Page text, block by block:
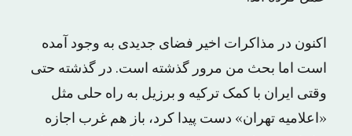
اکنون در مذاکرات اخیر فضای جدیدی به وجود آمده
است اما بحث من مرور گذشته است. در گذشته حتی
وقتی ایران با کمک ترکیه و برزیل به راه حلی مثل
«اعلامیه تهران» دست پیدا کرد، باز هم غرب اجازه